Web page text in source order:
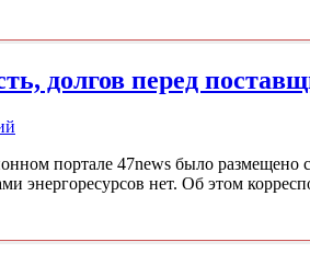
долгов перед
портале 47news было
энергоресурсов нет. Об этом